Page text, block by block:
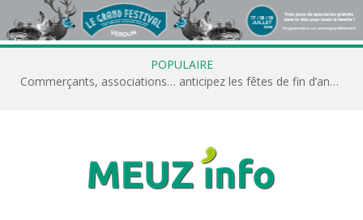
POPULAIRE
Commerçants, associations… anticipez les fêtes de fin d’année avec Meuz’Info